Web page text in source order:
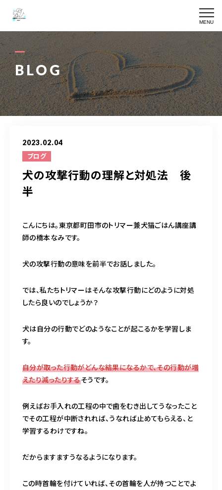
MENU
BLOG
2023.02.04
ブログ
犬の攻撃行動の理解と対処法 後
半
こんにちは。東京都町田市のトリマー兼犬猫ごはん講座講
師の橋本なみです。
犬の攻撃行動の意味を前半でお話しました。
では、私たちトリマーはそんな攻撃行動にどのように対処
したら良いのでしょうか？
犬は自分の行動でどのようなことが起こるかを学習しま
す。
自分が取った行動がどんな結果になるかで、その行動が増
えたり減ったりするそうです。
例えばお手入れの工程の中で歯をむき出してうなったこと
でその工程が中断されれば、うなれば止めてもらえる、と
学習するわけですね。
だからますますうなるようになります。
この時首輪を付けていれば、その首輪を人が持つことでよ
SKIN CARE
皮膚専門ケアの詳細
TRIMMING
皮膚専門メニュー一覧
YURURIN
ゆるりんケア
BLOG
アクセス
09098575556
トリミング中は電話に出られないため、可能な限り公式LINEからのご
予約をお願いいたします（ホーム画面下の小さなLINEマークより）
お問い合わせ(24時間以内に返信がない場合は公式